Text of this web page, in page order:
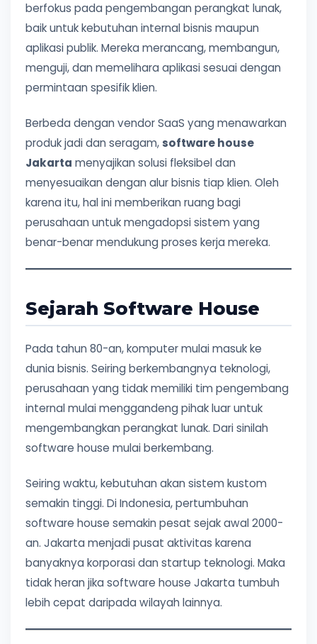
berfokus pada pengembangan perangkat lunak,
baik untuk kebutuhan internal bisnis maupun
aplikasi publik. Mereka merancang, membangun,
menguji, dan memelihara aplikasi sesuai dengan
permintaan spesifik klien.
Berbeda dengan vendor SaaS yang menawarkan
produk jadi dan seragam, software house
Jakarta menyajikan solusi fleksibel dan
menyesuaikan dengan alur bisnis tiap klien. Oleh
karena itu, hal ini memberikan ruang bagi
perusahaan untuk mengadopsi sistem yang
benar-benar mendukung proses kerja mereka.
Sejarah Software House
Pada tahun 80-an, komputer mulai masuk ke
dunia bisnis. Seiring berkembangnya teknologi,
perusahaan yang tidak memiliki tim pengembang
internal mulai menggandeng pihak luar untuk
mengembangkan perangkat lunak. Dari sinilah
software house mulai berkembang.
Seiring waktu, kebutuhan akan sistem kustom
semakin tinggi. Di Indonesia, pertumbuhan
software house semakin pesat sejak awal 2000-
an. Jakarta menjadi pusat aktivitas karena
banyaknya korporasi dan startup teknologi. Maka
tidak heran jika software house Jakarta tumbuh
lebih cepat daripada wilayah lainnya.